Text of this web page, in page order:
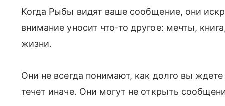
Когда Рыбы видят ваше сообщение, они
внимание уносит что-то другое: мечты,
жизни.
Они не всегда понимают, как долго вы
течет иначе. Они могут не открыть